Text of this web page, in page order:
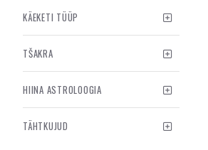
KÄEKETI TÜÜP
TÄHTKUJUD
TŠAKRA
HIINA ASTROLOOGIA